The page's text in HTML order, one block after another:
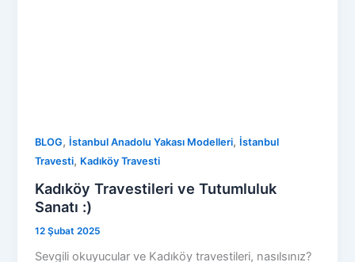
BLOG, İstanbul Anadolu Yakası Modelleri, İstanbul
Travesti, Kadıköy Travesti
Kadıköy Travestileri ve Tutumluluk
Sanatı :)
12 Şubat 2025
Sevgili okuyucular ve Kadıköy travestileri, nasılsınız?